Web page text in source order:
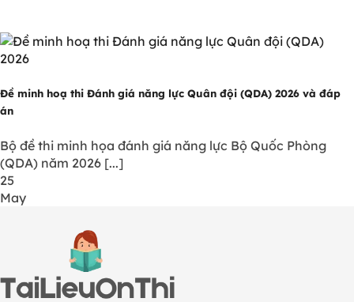
Đề minh hoạ thi Đánh giá năng lực Quân đội (QDA) 2026 và đáp
án
Bộ đề thi minh họa đánh giá năng lực Bộ Quốc Phòng
(QDA) năm 2026 [...]
25
May